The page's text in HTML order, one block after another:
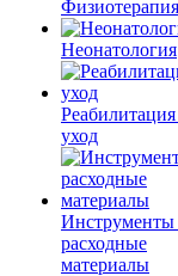
Физиотерапия
Неонатология
уход
Инструменты
расходные
материалы